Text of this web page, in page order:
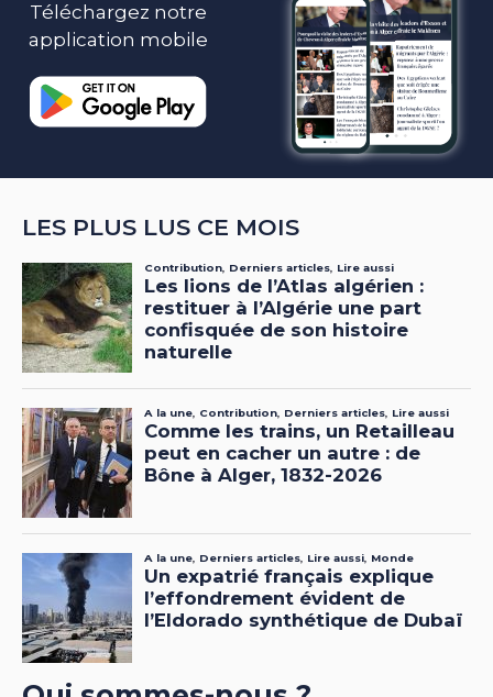
Téléchargez notre
application mobile
LES PLUS LUS CE MOIS